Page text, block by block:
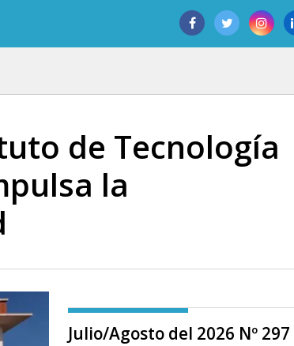
de Tecnología
la
Julio/Agosto del 2026 Nº 297